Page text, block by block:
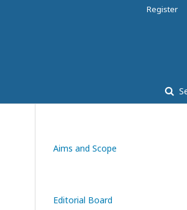
Register
Aims and Scope
Editorial Board